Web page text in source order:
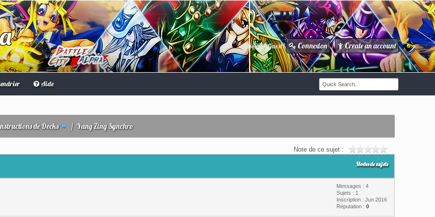
Howdy Guest! Connexion / Create an account
Aide
de Decks / Yang Zing Synchro
Note de ce sujet :
Modes de sujets
Messages : 4
Sujets : 1
Inscription : Jun 2016
Réputation : 0